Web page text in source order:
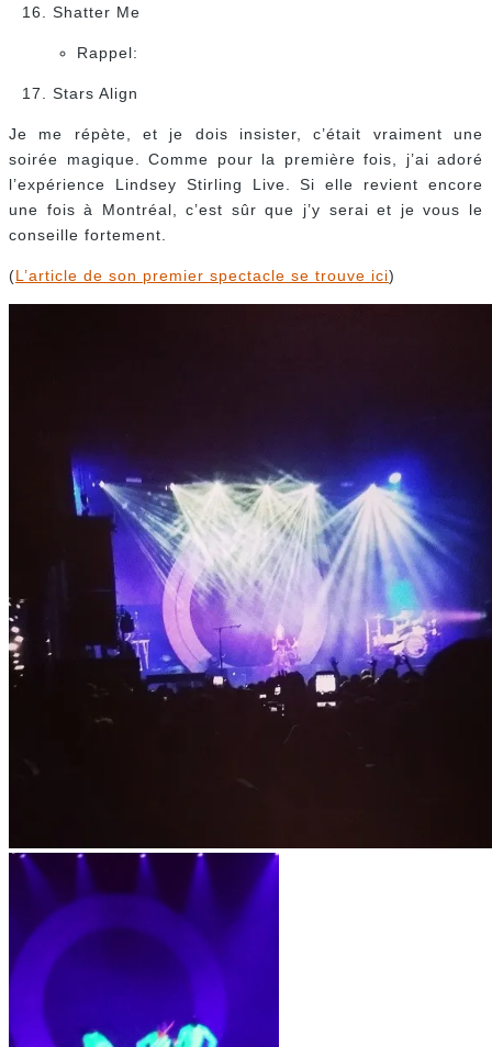
Shatter Me
Rappel:
Stars Align
Je me répète, et je dois insister, c’était vraiment une
soirée magique. Comme pour la première fois, j’ai adoré
l’expérience Lindsey Stirling Live. Si elle revient encore
une fois à Montréal, c’est sûr que j’y serai et je vous le
conseille fortement.
(L’article de son premier spectacle se trouve ici)